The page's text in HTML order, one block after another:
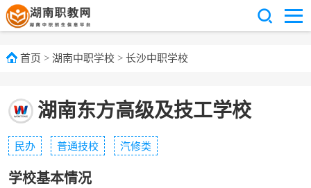
首页 > 湖南中职学校 > 长沙中职学校
湖南东方高级及技工学校
民办 普通技校 汽修类
学校基本情况